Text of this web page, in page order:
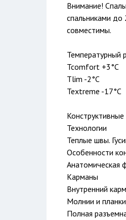
Внимание!
спальниками
совместимы.
Температурный
Tcomfort +3°С
Tlim -2°С
Textreme -17°С
Технологии
Теплые швы.
Особенности
Анатомическая
Карманы
Внутренний
Молнии и планки
Полная